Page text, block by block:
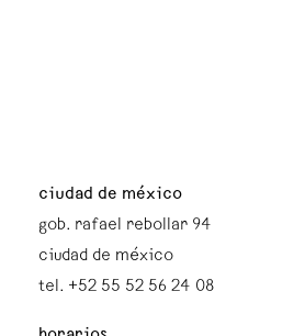
ciudad de méxico
gob. rafael rebollar 94
ciudad de méxico
tel. +52 55 52 56 24 08